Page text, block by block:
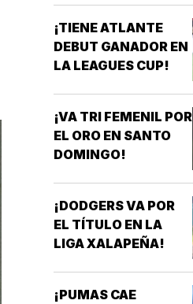
¡TIENE ATLANTE
DEBUT GANADOR EN
LA LEAGUES CUP!
¡VA TRI FEMENIL POR
EL ORO EN SANTO
DOMINGO!
¡DODGERS VA POR
EL TÍTULO EN LA
LIGA XALAPEÑA!
¡PUMAS CAE